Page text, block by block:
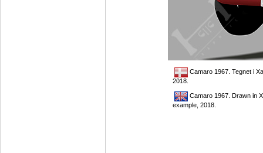
Camaro 1967. Tegnet i
2018.
Camaro 1967. Drawn in
example, 2018.